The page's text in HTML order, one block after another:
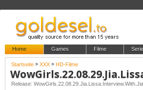
Home Games Filme
Startseite » XXX » HD-Filme
Release: